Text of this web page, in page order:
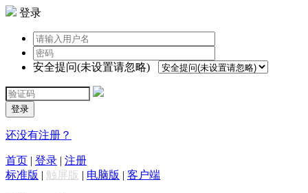
登录
安全提问(未设置请忽略)
登录
还没有注册？
首页 | 登录 | 注册
标准版 | 触屏版 | 电脑版 | 客户端